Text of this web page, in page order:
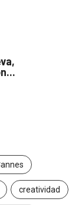
creatividad